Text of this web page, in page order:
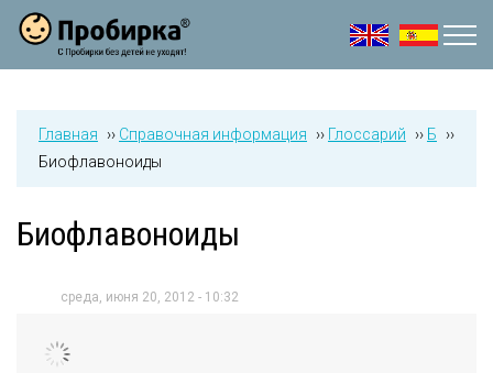
Jump to navigation
Главная ›› Справочная информация ›› Глоссарий ›› Б
››
Биофлавоноиды
Биофлавоноиды
среда, июня 20, 2012 - 10:32